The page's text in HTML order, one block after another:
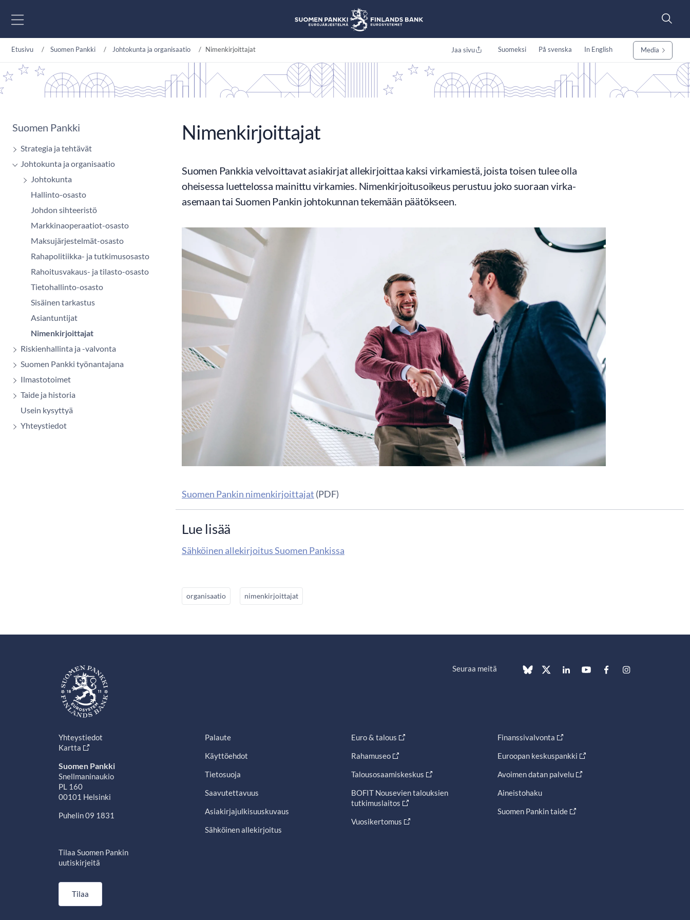
Etusivu Suomen Pankki Johtokunta ja organisaatio Nimenkirjoittajat Jaa sivu Suomeksi På svenska In English Media
Suomen Pankki
Strategia ja tehtävät
Johtokunta ja organisaatio
Johtokunta
Hallinto-osasto
Johdon sihteeristö
Markkinaoperaatiot-osasto
Maksujärjestelmät-osasto
Rahapolitiikka- ja tutkimusosasto
Rahoitusvakaus- ja tilasto-osasto
Tietohallinto-osasto
Sisäinen tarkastus
Asiantuntijat
Nimenkirjoittajat
Riskienhallinta ja -valvonta
Suomen Pankki työnantajana
Ilmastotoimet
Taide ja historia
Usein kysyttyä
Yhteystiedot
Nimenkirjoittajat
Suomen Pankkia velvoittavat asiakirjat allekirjoittaa kaksi virkamiestä, joista toisen tulee olla
oheisessa luettelossa mainittu virkamies. Nimenkirjoitusoikeus perustuu joko suoraan virka-
asemaan tai Suomen Pankin johtokunnan tekemään päätökseen.
Suomen Pankin nimenkirjoittajat (PDF)
Lue lisää
Sähköinen allekirjoitus Suomen Pankissa
organisaatio nimenkirjoittajat
Seuraa meitä
Yhteystiedot
Kartta
Suomen Pankki
Snellmaninaukio
PL 160
00101 Helsinki
Puhelin 09 1831
Tilaa Suomen Pankin
uutiskirjeitä
Tilaa
Palaute
Käyttöehdot
Tietosuoja
Saavutettavuus
Asiakirjajulkisuuskuvaus
Sähköinen allekirjoitus
Euro & talous
Rahamuseo
Talousosaamiskeskus
BOFIT Nousevien talouksien
tutkimuslaitos
Vuosikertomus
Finanssivalvonta
Euroopan keskuspankki
Avoimen datan palvelu
Aineistohaku
Suomen Pankin taide